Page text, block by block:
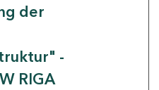
der
-
RIGA